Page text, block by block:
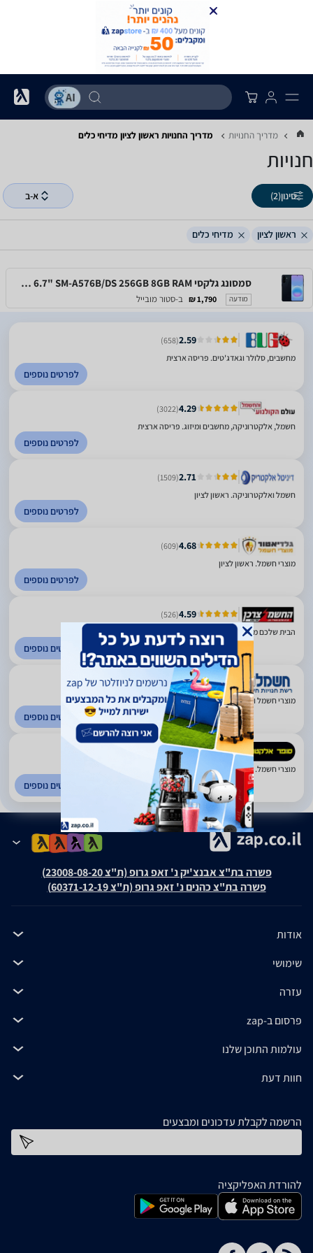
מדריך החנויות מדריך החנויות ‏ראשון לציון ‏מדיחי כלים
חנויות
סינון(2) א-ב
ראשון לציון מדיחי כלים
סמסונג גלקסי Samsung Galaxy A57 5G 6.7" SM-A576B/DS 256GB 8GB RAM
מודעה 1,790 ₪ ב-סטור מובייל
2.59
(658)
מחשבים, סלולר וגאדג'טים. פריסה ארצית
לפרטים נוספים
4.29
(3022)
חשמל, אלקטרוניקה, מחשבים ומיזוג. פריסה ארצית
לפרטים נוספים
2.71
(1509)
חשמל ואלקטרוניקה. ראשון לציון
לפרטים נוספים
4.68
(609)
מוצרי חשמל. ראשון לציון
לפרטים נוספים
4.59
(526)
הבית שלכם מתחיל כאן. ראשון לציון
לפרטים נוספים
4.51
(1078)
מוצרי חשמל ואלקטרוניקה. פריסה ארצית
לפרטים נוספים
4.54
(549)
מוצרי חשמל. פריסה ארצית
לפרטים נוספים
פשרה בת"צ אבנצ'יק נ' זאפ גרופ (ת"צ 23008-08-20)
פשרה בת"צ כהנים נ' זאפ גרופ (ת"צ 60371-12-19)
אודות
שימושי
עזרה
פרסום ב-zap
עולמות התוכן שלנו
חוות דעת
הרשמה לקבלת עדכונים ומבצעים
להורדת האפליקציה